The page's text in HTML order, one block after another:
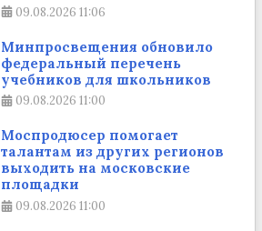
09.08.2026 11:06
Минпросвещения обновило
федеральный перечень
учебников для школьников
09.08.2026 11:00
Моспродюсер помогает
талантам из других регионов
выходить на московские
площадки
09.08.2026 11:00